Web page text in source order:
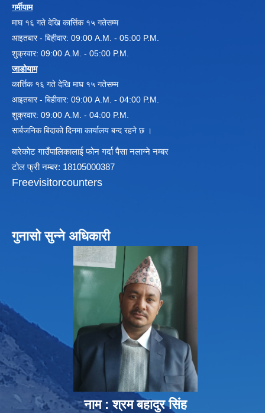
विधायन समिति निर्णयहरु
न्यायिक समिति निर्णयहरु
सुशासन तथा अन्तर सम्वन्ध समिति निर्णयहरु
आर्थिक विकास समिति निर्णय
पूर्वाधार विकास समिति निर्णय
सामाजिक विकास समिति निर्णयहरु
गर्मीयाम
माघ १६ गते देखि कार्त्तिक १५ गतेसम्म
आइतबार - बिहीवार: 09:00 A.M. - 05:00 P.M.
शुक्रवार: 09:00 A.M. - 05:00 P.M.
जाडोयाम
कार्त्तिक १६ गते देखि माघ १५ गतेसम्म
आइतबार - बिहीवार: 09:00 A.M. - 04:00 P.M.
शुक्रवार: 09:00 A.M. - 04:00 P.M.
सार्बजनिक बिदाको दिनमा कार्यालय बन्द रहने छ ।
बारेकोट गाउँपालिकालाई फोन गर्दा पैसा नलाग्ने नम्बर
टोल फ्री नम्बर: 18105000387
Freevisitorcounters
गुनासो सुन्ने अधिकारी
नाम : श्रम बहादुर सिंह